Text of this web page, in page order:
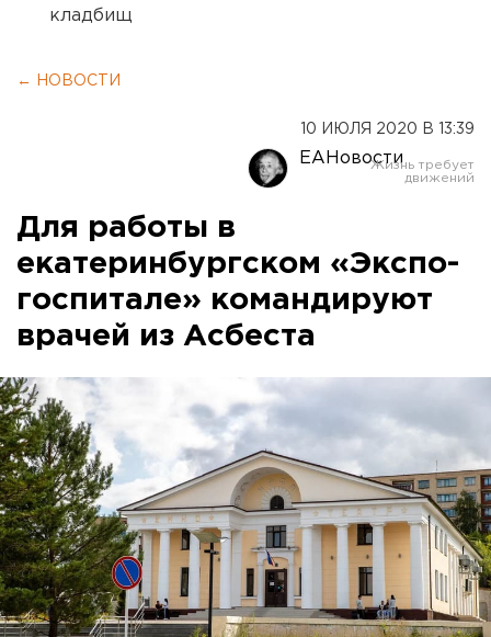
кладбищ
← НОВОСТИ
10 ИЮЛЯ 2020 В 13:39
ЕАНовости
Для работы в
екатеринбургском «Экспо-
госпитале» командируют
врачей из Асбеста